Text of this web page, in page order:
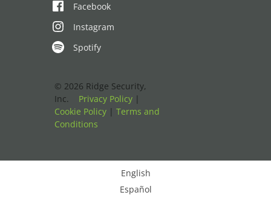
Facebook
Instagram
Spotify
© 2026 Ridge Security,
Inc. Privacy Policy|
Cookie Policy| Terms and
Conditions
English
Español